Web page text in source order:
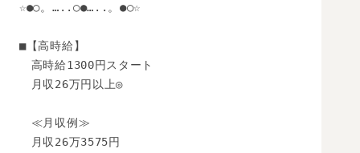
☆●○。…..○●…..。●○☆
■【高時給】
高時給1300円スタート
月収26万円以上◎
≪月収例≫
月収26万3575円